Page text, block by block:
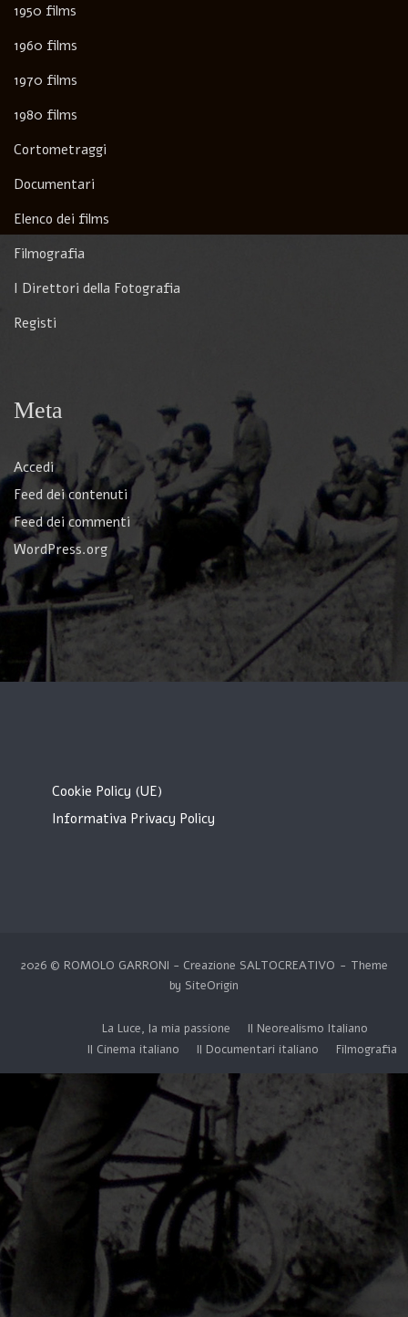
1950 films
1960 films
1970 films
1980 films
Cortometraggi
Documentari
Elenco dei films
Filmografia
I Direttori della Fotografia
Registi
Meta
Accedi
Feed dei contenuti
Feed dei commenti
WordPress.org
Cookie Policy (UE)
Informativa Privacy Policy
2026 © ROMOLO GARRONI - Creazione SALTOCREATIVO
Theme
by SiteOrigin
La Luce, la mia passione
Il Neorealismo Italiano
Il Cinema italiano
Il Documentari italiano Filmografia